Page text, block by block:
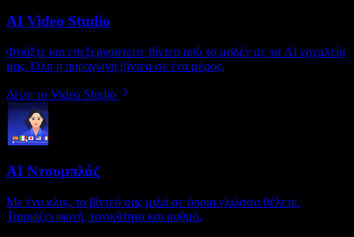
AI Video Studio
Φτιάξτε και επεξεργαστείτε βίντεο από το μηδέν με τα AI εργαλεία
μας. Όλη η παραγωγή βίντεο σε ένα μέρος.
Δείτε το Video Studio
AI Ντουμπλάζ
Με ένα κλικ, το βίντεό σας μιλά σε όποια γλώσσα θέλετε.
Ταιριάζει φωνή, τονικότητα και ρυθμό.